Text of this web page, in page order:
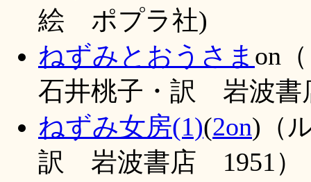
絵 ポプラ社)
ねずみとおうさま on
石井桃子・訳 岩波書
ねずみ女房(1)(2on)（
訳 岩波書店 1951）